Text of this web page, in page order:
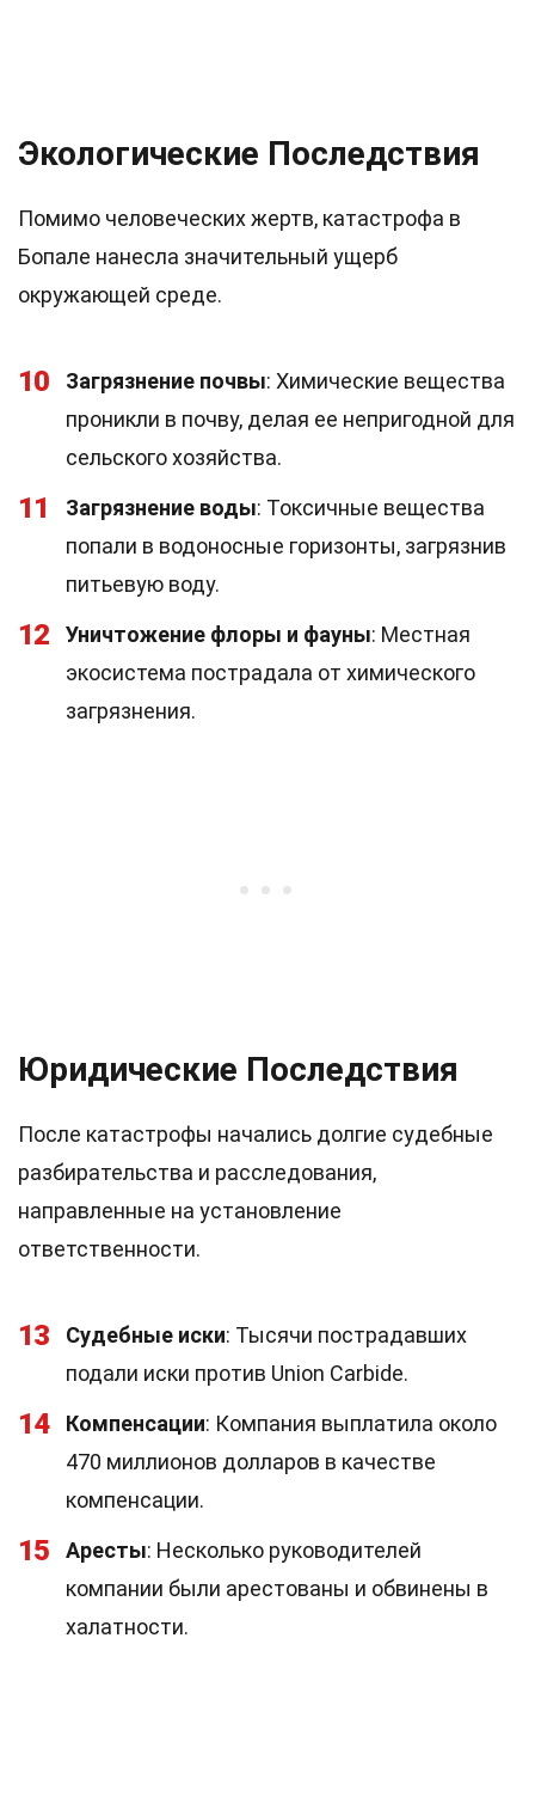
Экологические Последствия
Помимо человеческих жертв, катастрофа в
Бопале нанесла значительный ущерб
окружающей среде.
10 Загрязнение почвы: Химические вещества
проникли в почву, делая ее непригодной для
сельского хозяйства.
11 Загрязнение воды: Токсичные вещества
попали в водоносные горизонты, загрязнив
питьевую воду.
12 Уничтожение флоры и фауны: Местная
экосистема пострадала от химического
загрязнения.
Юридические Последствия
После катастрофы начались долгие судебные
разбирательства и расследования,
направленные на установление
ответственности.
13 Судебные иски: Тысячи пострадавших
подали иски против Union Carbide.
14 Компенсации: Компания выплатила около
470 миллионов долларов в качестве
компенсации.
15 Аресты: Несколько руководителей
компании были арестованы и обвинены в
халатности.